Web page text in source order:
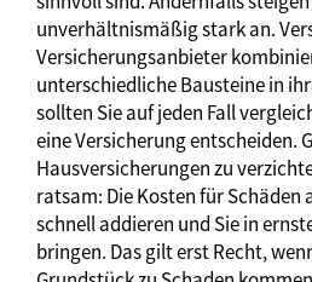
unverhältnismäßig stark an.
Versicherungsanbieter
unterschiedliche Bausteine in
sollten Sie auf jeden Fall
eine Versicherung entscheiden.
Hausversicherungen zu
ratsam: Die Kosten für Schäden
schnell addieren und Sie in
bringen. Das gilt erst Recht,